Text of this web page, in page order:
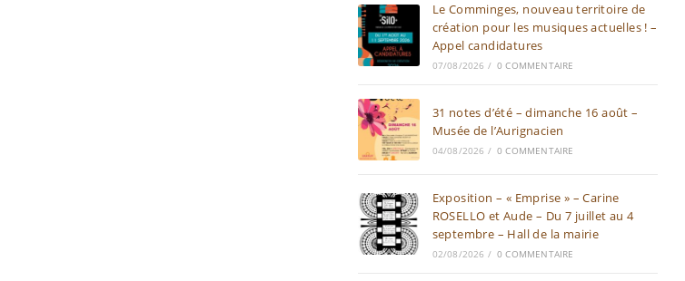
Le Comminges, nouveau territoire de
création pour les musiques actuelles ! –
Appel candidatures
07/08/2026 / 0 COMMENTAIRE
31 notes d’été – dimanche 16 août –
Musée de l’Aurignacien
04/08/2026 / 0 COMMENTAIRE
Exposition – « Emprise » – Carine
ROSELLO et Aude – Du 7 juillet au 4
septembre – Hall de la mairie
02/08/2026 / 0 COMMENTAIRE